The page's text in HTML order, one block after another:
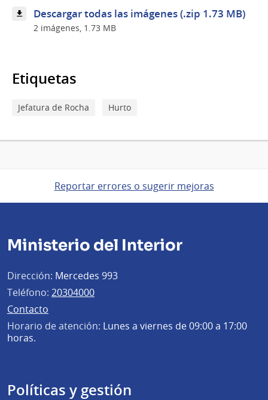
Descargar todas las imágenes (.zip 1.73 MB)
2 imágenes, 1.73 MB
Etiquetas
Jefatura de Rocha Hurto
Reportar errores o sugerir mejoras
Ministerio del Interior
Dirección: Mercedes 993
Teléfono: 20304000
Contacto
Horario de atención: Lunes a viernes de 09:00 a 17:00
horas.
Políticas y gestión